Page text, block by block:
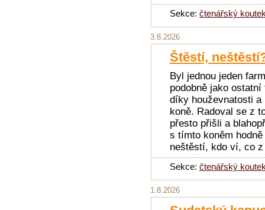
Sekce: čtenářský
3.8.2026
Štěstí,
Byl jednou jeden
podobně jako
díky houževnatosti
koně. Radoval se z
přesto přišli a
s tímto koněm
neštěstí, kdo ví, co
Sekce: čtenářský
1.8.2026